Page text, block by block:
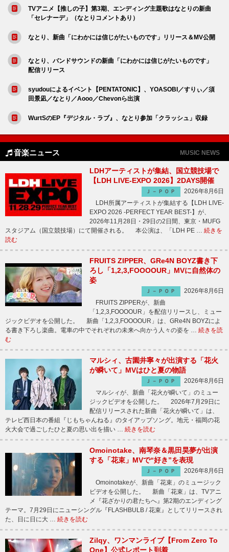
TVアニメ【推しの子】第3期、エンディング主題歌はなとりの新曲
「セレナーデ」（なとりコメントあり）
なとり、新曲「にわかには信じがたいものです」リリース＆MV公開
なとり、バンドサウンドの新曲「にわかには信じがたいものです」
配信リリース
syudouによるイベント【PENTATONIC】、YOASOBI／すりぃ／須
田景凪／なとり／Aooo／Chevonら出演
WurtSのEP『デジタル・ラブ』、なとり参加「クラッシュ」収録
音楽ニュース MUSIC NEWS
LDHアーティストが集結、国立競技場で
【LDH LIVE-EXPO 2026】2DAYS開催
Ｊ－ＰＯＰ
2026年8月6日
LDH所属アーティストが集結する【LDH LIVE-
EXPO 2026 -PERFECT YEAR BEST-】が、
2026年11月28日・29日の2日間、東京・MUFG
スタジアム（国立競技場）にて開催される。 本公演は、「LDH PE … 続きを
読む
FRUITS ZIPPER、GRe4N BOYZ書き下
ろし「1,2,3,FOOOOUR」MVに自然体の
姿
Ｊ－ＰＯＰ
2026年8月6日
FRUITS ZIPPERが、新曲
「1,2,3,FOOOOUR」を配信リリースし、ミュー
ジックビデオを公開した。 新曲「1,2,3,FOOOOUR」は、GRe4N BOYZによ
る書き下ろし楽曲。電車の中でそれぞれの未来へ向かう人々の姿を … 続きを読
む
マルシィ、古園井寧々が出演する「花火
が瞬いて」MVはひと夏の物語
Ｊ－ＰＯＰ
2026年8月6日
マルシィが、新曲「花火が瞬いて」のミュー
ジックビデオを公開した。 2026年7月29日に
配信リリースされた新曲「花火が瞬いて」は、
テレビ西日本の番組『じもちゃんねる』のタイアップソング。地元・福岡の花
火大会で過ごしたひと夏の思い出を描い … 続きを読む
Omoinotake、南琴奈＆黒田昊夢が出演
する「花束」MVで“好き”を表現
Ｊ－ＰＯＰ
2026年8月6日
Omoinotakeが、新曲「花束」のミュージック
ビデオを公開した。 新曲「花束」は、TVアニ
メ『花ざかりの君たちへ』第2期のエンディング
テーマ。7月29日にニューシングル『FLASHBULB / 花束』としてリリースされ
た、日に日に大 … 続きを読む
Zilqy、ワンマンライブ【From Zero To
One】公式レポート到着